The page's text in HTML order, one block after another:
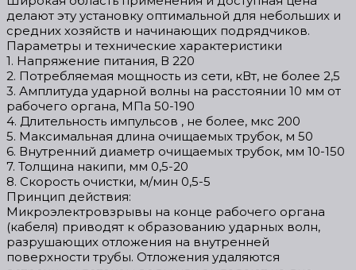
делают эту установку оптимальной для небольших и
средних хозяйств и начинающих подрядчиков.
Параметры и технические характеристики
1. Напряжение питания, В 220
2. Потребляемая мощность из сети, кВт, не более 2,5
3. Амплитуда ударной волны на расстоянии 10 мм от
рабочего органа, МПа 50-190
4. Длительность импульсов , не более, мкс 200
5. Максимальная длина очищаемых трубок, м 50
6. Внутренний диаметр очищаемых трубок, мм 10-150
7. Толщина накипи, мм 0,5-20
8. Скорость очистки, м/мин 0,5-5
Принцип действия:
Микроэлектровзрывы на конце рабочего органа
(кабеля) приводят к образованию ударных волн,
разрушающих отложения на внутренней
поверхности трубы. Отложения удаляются